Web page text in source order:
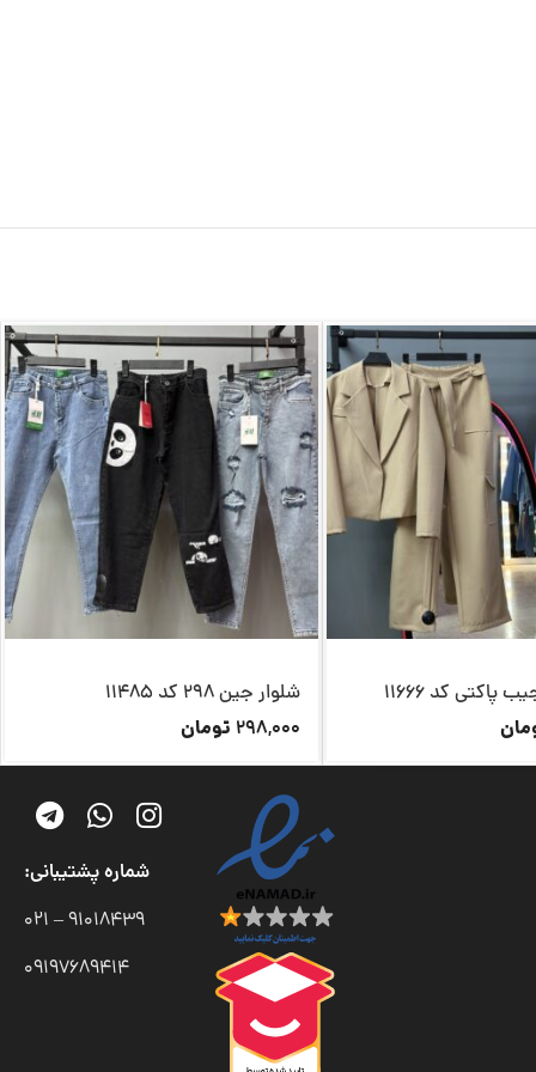
کد 11666
شلوار جین 298 کد 11485
298,000 تومان
شماره پشتیبانی:
91018439 – 021
09197689414